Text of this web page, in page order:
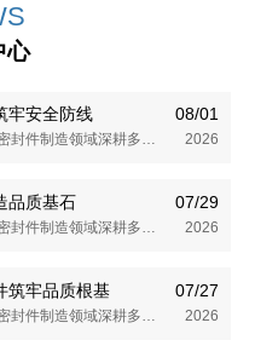
心
牢安全防线 08/01
▪ 温州经纬密封件科技有限公司在金属密封件制造领域深耕多年，其在化肥工业用密封产品方向上的探索与实践，折射出这家企业对产品品质与产业需求的务实态度。公司主营金属环垫及全系列环垫产品，主要配套平板闸阀、采油树、管道法兰、井口装置、石化及采油机械配件等设备，可提供多种不同材质，产品广泛应用于石油、化工、化肥、石化、高温、高压、高腐蚀等工况环境。本文从化肥工业对密封件的需求及企业实践等角度，呈现经纬密封件在该领域的务实探索与稳步发展。 2026
品质基石 07/29
▪ 温州经纬密封件科技有限公司在金属密封件制造领域深耕多年，其在光亮退火与智能化制造方向上的持续探索与实践，折射出这家企业对产品品质与技术升级的务实态度。公司主营金属环垫等密封件产品，可提供多种特种合金材质方案，产品在核电装备、石油化工、海洋工程等领域获得广泛应用。本文从光亮退火的技术内涵及企业智能化实践等角度，呈现经纬密封件在该领域的务实探索与稳步发展。 2026
筑牢品质根基 07/27
▪ 温州经纬密封件科技有限公司在金属密封件制造领域深耕多年，其在特种合金材料方向的探索与实践，折射出这家企业对产品品质与技术创新的务实态度。公司主营金属环垫等密封件产品，可提供多种特种合金材质方案，在石油化工、核电装备、海洋工程等领域获得广泛应用。本文从特种合金材料的技术内涵及企业实践等角度，呈现经纬密封件在该领域的务实探索与稳步发展。 2026